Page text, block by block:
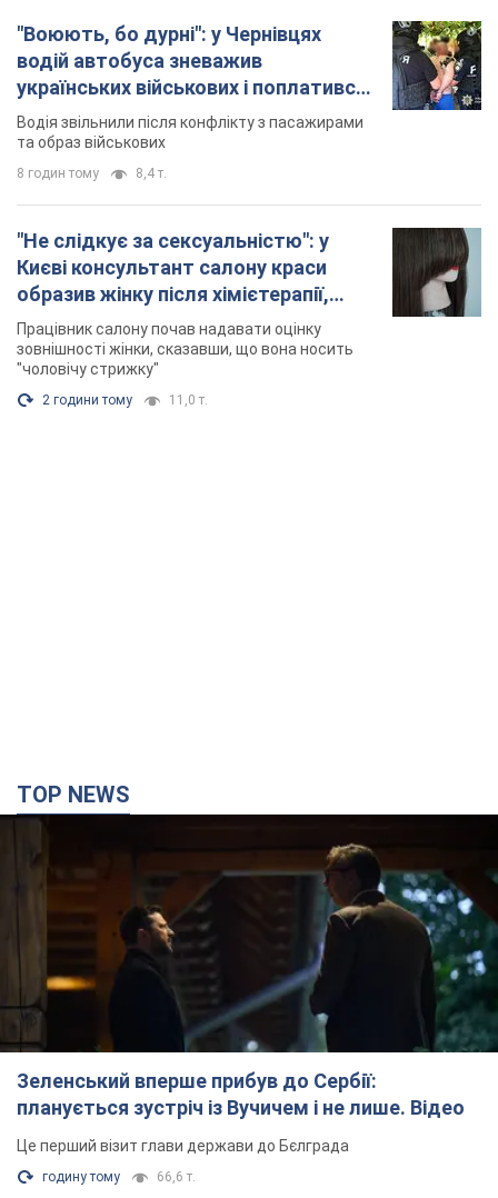
"Воюють, бо дурні": у Чернівцях
водій автобуса зневажив
українських військових і поплатився.
Відео
Водія звільнили після конфлікту з пасажирами
та образ військових
8 годин тому 8,4 т.
"Не слідкує за сексуальністю": у
Києві консультант салону краси
образив жінку після хімієтерапії,
розгорівся скандал. Фото
Працівник салону почав надавати оцінку
зовнішності жінки, сказавши, що вона носить
"чоловічу стрижку"
2 години тому 11,0 т.
TOP NEWS
Зеленський вперше прибув до Сербії:
планується зустріч із Вучичем і не лише. Відео
Це перший візит глави держави до Бєлграда
годину тому 66,6 т.